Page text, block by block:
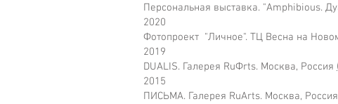
Персональная выставка. "Amphibious.
2020
Фотопроект "Личное". ТЦ Весна на
2019
DUALIS. Галерея RuФrts. Москва, Россия
2015
ПИСЬМА. Галерея RuArts. Москва, Россия